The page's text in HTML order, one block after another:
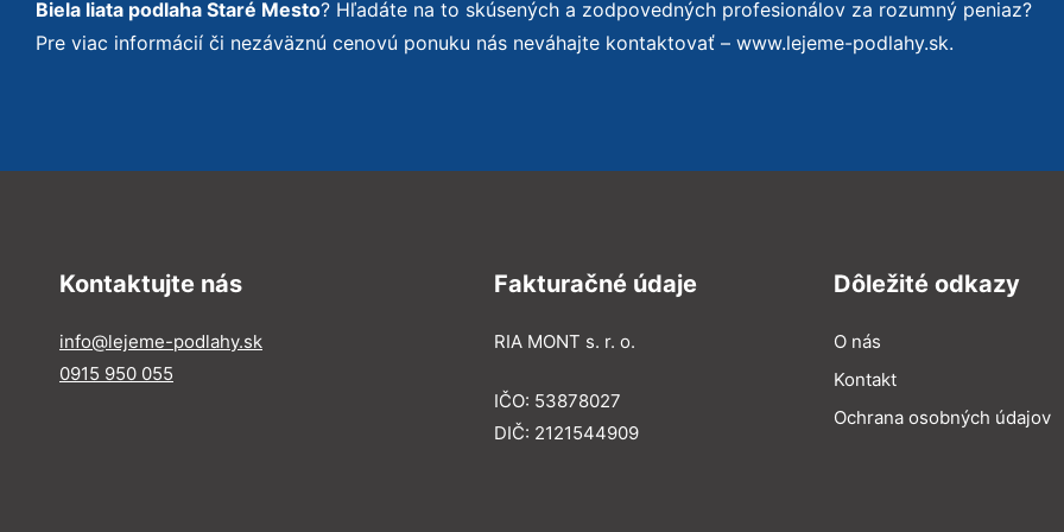
Biela liata podlaha Staré Mesto? Hľadáte na to skúsených a zodpovedných profesionálov za rozumný peniaz?
Pre viac informácií či nezáväznú cenovú ponuku nás neváhajte kontaktovať – www.lejeme-podlahy.sk.
Kontaktujte nás
info@lejeme-podlahy.sk
0915 950 055
Fakturačné údaje
RIA MONT s. r. o.
IČO: 53878027
DIČ: 2121544909
Dôležité odkazy
O nás
Kontakt
Ochrana osobných údajov